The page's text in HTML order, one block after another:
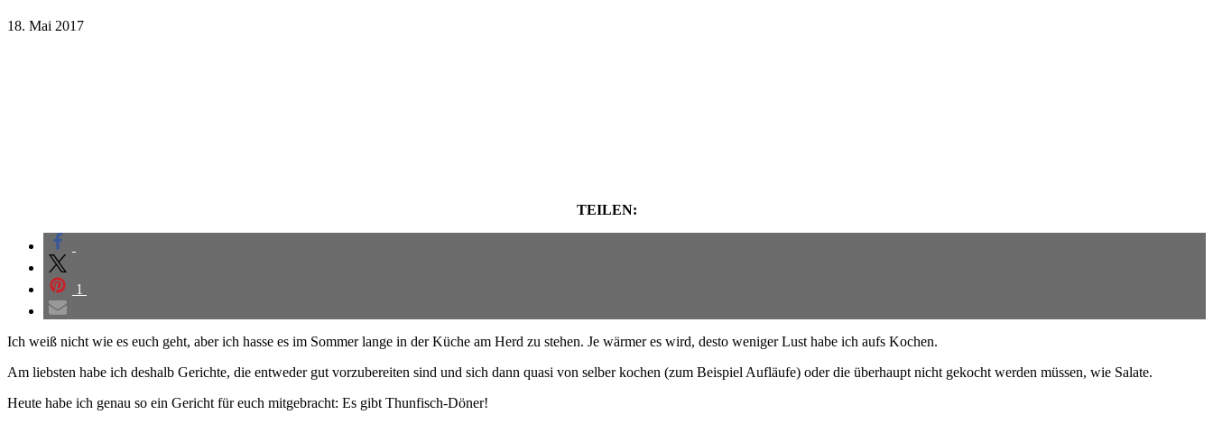
18. Mai 2017
TEILEN:
1
Ich weiß nicht wie es euch geht, aber ich hasse es im Sommer lange in der Küche am Herd zu stehen. Je wärmer es wird, desto weniger Lust habe ich aufs Kochen.
Am liebsten habe ich deshalb Gerichte, die entweder gut vorzubereiten sind und sich dann quasi von selber kochen (zum Beispiel Aufläufe) oder die überhaupt nicht gekocht werden müssen, wie Salate.
Heute habe ich genau so ein Gericht für euch mitgebracht: Es gibt Thunfisch-Döner!